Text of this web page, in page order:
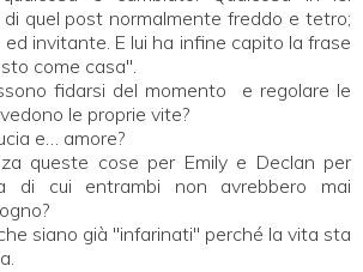
quel post normalmente freddo e tetro;
ed invitante. E lui ha infine capito la frase
come casa".
fidarsi del momento e regolare le
le proprie vite?
e… amore?
queste cose per Emily e Declan per
di cui entrambi non avrebbero mai
siano già "infarinati" perché la vita sta